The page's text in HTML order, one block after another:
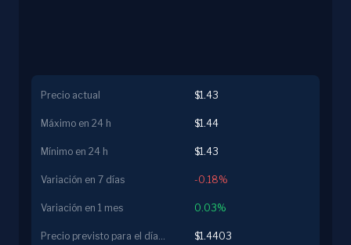
Precio actual $1.43
Máximo en 24 h $1.44
Mínimo en 24 h $1.43
Variación en 7 días -0.18%
Variación en 1 mes 0.03%
Precio previsto para el día siguiente $1.4403